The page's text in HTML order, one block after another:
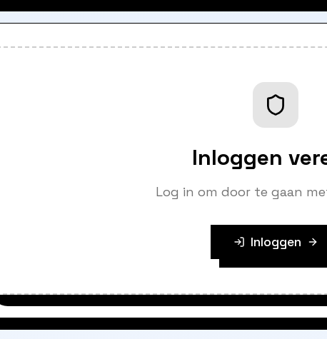
Inloggen
Log in om door te gaan
Inloggen